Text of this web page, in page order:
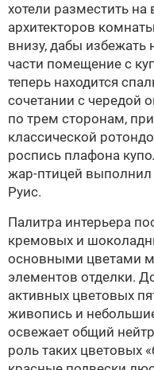
хотели разместить
архитекторов
внизу, дабы избежать
части помещение с
теперь находится
сочетании с чередой
по трем сторонам,
классической
роспись плафона
жар-птицей
Руис.
Палитра интерьера
кремовых и
основными цветами
элементов отделки.
активных цветовых
живопись и
освежает общий
роль таких цветовых